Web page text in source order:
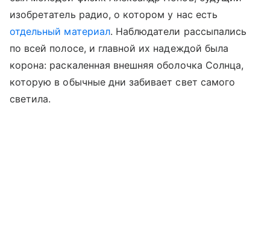
изобретатель радио, о котором у нас есть
отдельный материал. Наблюдатели рассыпались
по всей полосе, и главной их надеждой была
корона: раскаленная внешняя оболочка Солнца,
которую в обычные дни забивает свет самого
светила.